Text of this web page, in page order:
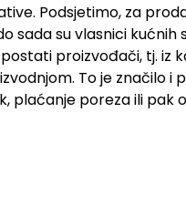
Podsjetimo, za
sada su vlasnici kućnih
proizvođači, tj. iz
To je značilo i
plaćanje poreza ili pak